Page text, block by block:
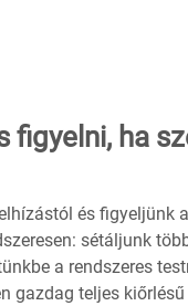
figyelni, ha
és figyeljünk
sétáljunk
a rendszeres
gazdag teljes